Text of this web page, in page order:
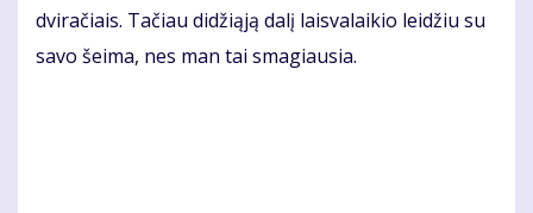
dviračiais. Tačiau didžiąją dalį laisvalaikio leidžiu su
savo šeima, nes man tai smagiausia.